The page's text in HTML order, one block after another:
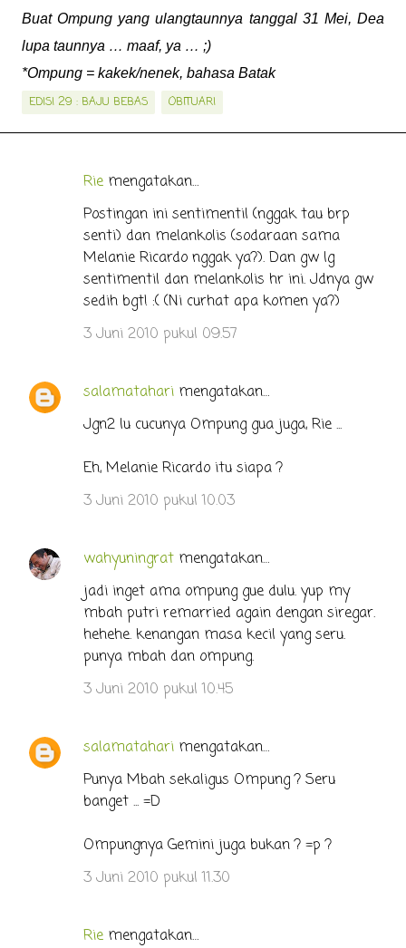
Buat Ompung yang ulangtaunnya tanggal 31 Mei, Dea
lupa taunnya … maaf, ya … ;)
*Ompung = kakek/nenek, bahasa Batak
EDISI 29 : BAJU BEBAS OBITUARI
Rie mengatakan…
Postingan ini sentimentil (nggak tau brp
senti) dan melankolis (sodaraan sama
Melanie Ricardo nggak ya?). Dan gw lg
sentimentil dan melankolis hr ini. Jdnya gw
sedih bgt! :( (Ni curhat apa komen ya?)
3 Juni 2010 pukul 09.57
salamatahari mengatakan…
Jgn2 lu cucunya Ompung gua juga, Rie ...
Eh, Melanie Ricardo itu siapa ?
3 Juni 2010 pukul 10.03
wahyuningrat mengatakan…
jadi inget ama ompung gue dulu. yup my
mbah putri remarried again dengan siregar.
hehehe. kenangan masa kecil yang seru.
punya mbah dan ompung.
3 Juni 2010 pukul 10.45
salamatahari mengatakan…
Punya Mbah sekaligus Ompung ? Seru
banget ... =D
Ompungnya Gemini juga bukan ? =p ?
3 Juni 2010 pukul 11.30
Rie mengatakan…